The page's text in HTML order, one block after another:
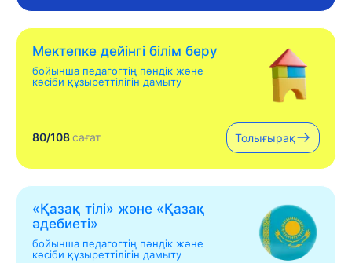
Мектепке дейінгі білім беру
бойынша педагогтің пәндік және
кәсіби құзыреттілігін дамыту
80/108сағат Толығырақ
«Қазақ тілі» жəне «Қазақ
əдебиеті»
бойынша педагогтің пәндік және
кәсіби құзыреттілігін дамыту